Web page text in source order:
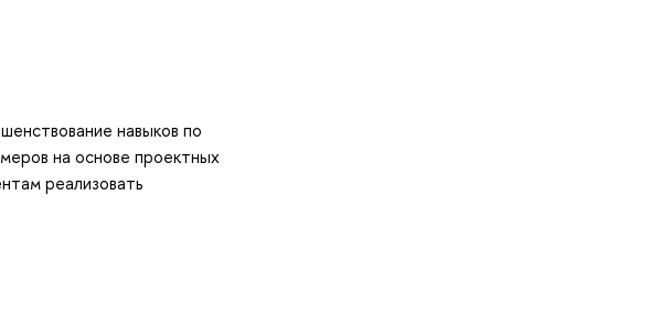
навыков по
на основе проектных
реализовать